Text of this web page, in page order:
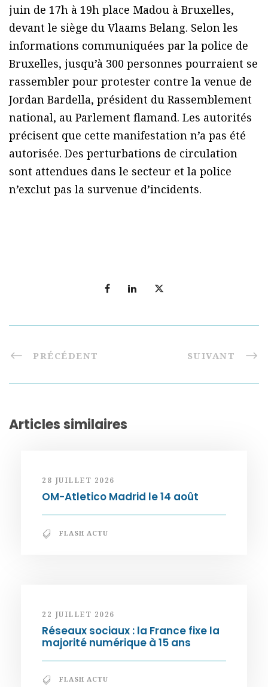
juin de 17h à 19h place Madou à Bruxelles,
devant le siège du Vlaams Belang. Selon les
informations communiquées par la police de
Bruxelles, jusqu’à 300 personnes pourraient se
rassembler pour protester contre la venue de
Jordan Bardella, président du Rassemblement
national, au Parlement flamand. Les autorités
précisent que cette manifestation n’a pas été
autorisée. Des perturbations de circulation
sont attendues dans le secteur et la police
n’exclut pas la survenue d’incidents.
PRÉCÉDENT SUIVANT
Articles similaires
28 JUILLET 2026
OM-Atletico Madrid le 14 août
FLASH ACTU
22 JUILLET 2026
Réseaux sociaux : la France fixe la
majorité numérique à 15 ans
FLASH ACTU